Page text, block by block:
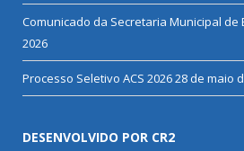
Comunicado da Secretaria Municipal de
2026
Processo Seletivo ACS 202628 de maio
DESENVOLVIDO POR CR2